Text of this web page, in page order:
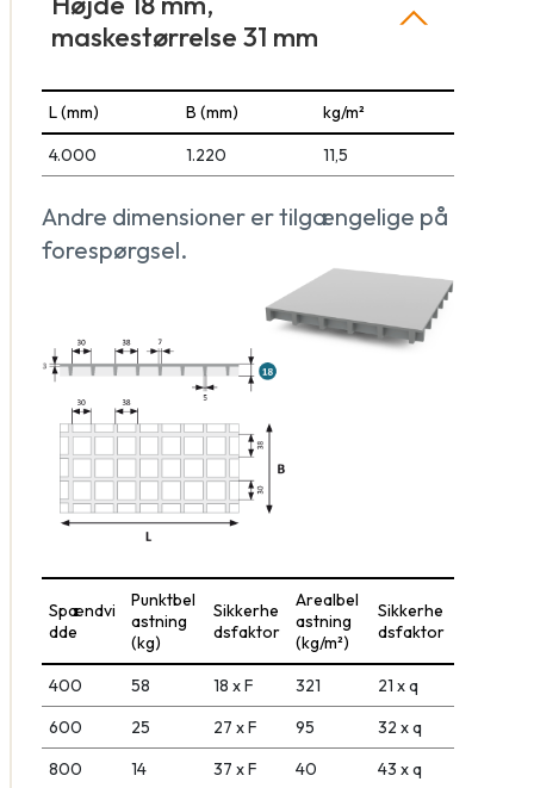
maskestørrelse 31 mm
L (mm) B (mm)
kg/m²
4.000
1.220 11,5
Andre dimensioner er tilgængelige på
forespørgsel.
Spændvi
dde
Punktbel
astning
(kg)
Sikkerhe
dsfaktor
Arealbel
astning
(kg/m²)
Sikkerhe
dsfaktor
400 58 18 x F 321
21 x q
600
25 27 x F 95
32 x q
800
14 37 x F 40
43 x q